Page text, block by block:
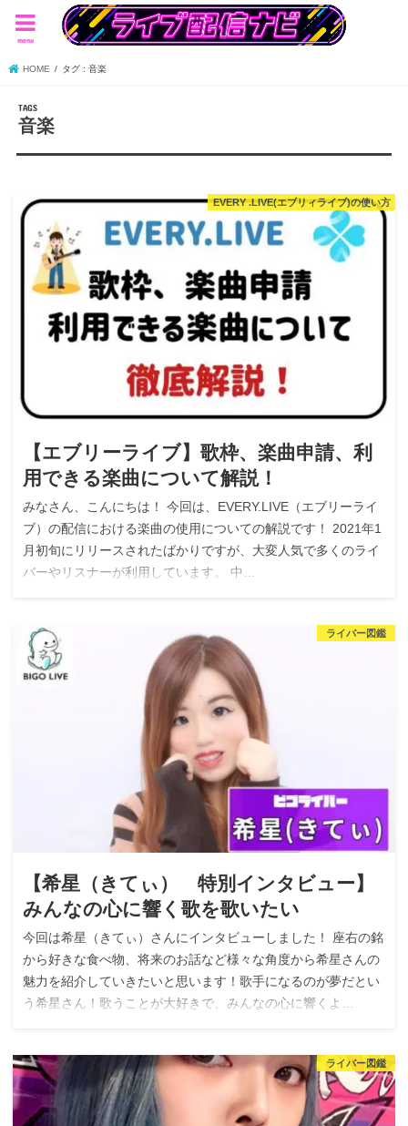
menu
HOME タグ : 音楽
音楽
EVERY .LIVE(エブリィライブ)の使い方
【エブリーライブ】歌枠、楽曲申請、利
用できる楽曲について解説！
みなさん、こんにちは！ 今回は、EVERY.LIVE（エブリーライ
ブ）の配信における楽曲の使用についての解説です！ 2021年1
月初旬にリリースされたばかりですが、大変人気で多くのライ
バーやリスナーが利用しています。 中…
ライバー図鑑
【希星（きてぃ） 特別インタビュー】
みんなの心に響く歌を歌いたい
今回は希星（きてぃ）さんにインタビューしました！ 座右の銘
から好きな食べ物、将来のお話など様々な角度から希星さんの
魅力を紹介していきたいと思います！歌手になるのが夢だとい
う希星さん！歌うことが大好きで、みんなの心に響くよ…
ライバー図鑑